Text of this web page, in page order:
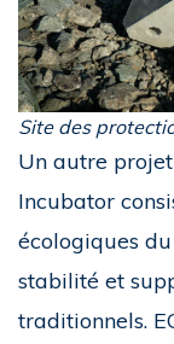
Site des
Un autre
Incubator
écologiques
stabilité et
traditionnels.